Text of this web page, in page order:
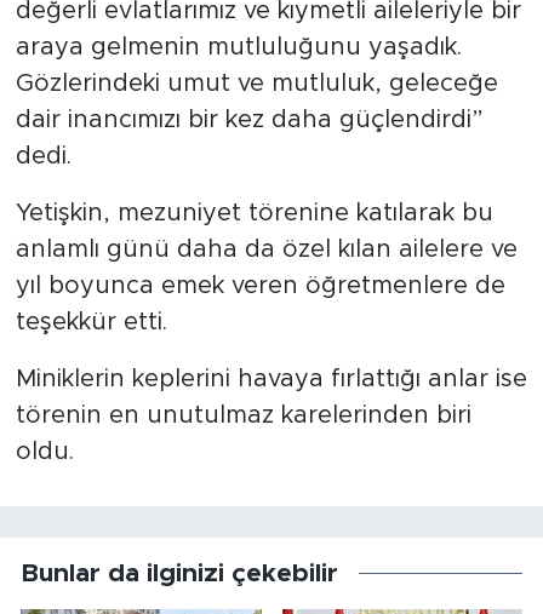
değerli evlatlarımız ve kıymetli aileleriyle bir
araya gelmenin mutluluğunu yaşadık.
Gözlerindeki umut ve mutluluk, geleceğe
dair inancımızı bir kez daha güçlendirdi”
dedi.
Yetişkin, mezuniyet törenine katılarak bu
anlamlı günü daha da özel kılan ailelere ve
yıl boyunca emek veren öğretmenlere de
teşekkür etti.
Miniklerin keplerini havaya fırlattığı anlar ise
törenin en unutulmaz karelerinden biri
oldu.
Bunlar da ilginizi çekebilir